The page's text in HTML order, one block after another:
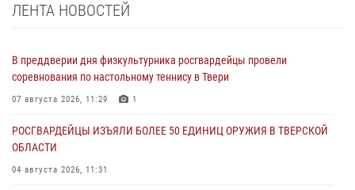
ЛЕНТА НОВОСТЕЙ
В преддверии дня физкультурника росгвардейцы провели
соревнования по настольному теннису в Твери
07 августа 2026, 11:29 1
РОСГВАРДЕЙЦЫ ИЗЪЯЛИ БОЛЕЕ 50 ЕДИНИЦ ОРУЖИЯ В ТВЕРСКОЙ
ОБЛАСТИ
04 августа 2026, 11:31